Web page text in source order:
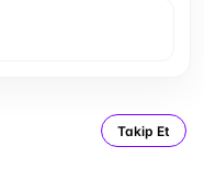
Takip Et